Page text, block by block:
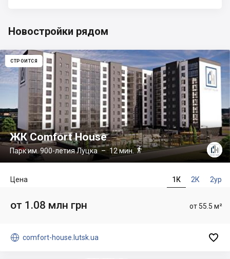
Новостройки рядом
СТРОИТСЯ
ЖК Comfort House
Парк им. 900-летия Луцка – 12 мин.
1К 2К 2ур
Цена
от 55.5 м²
от 1.08 млн грн
 comfort-house.lutsk.ua 